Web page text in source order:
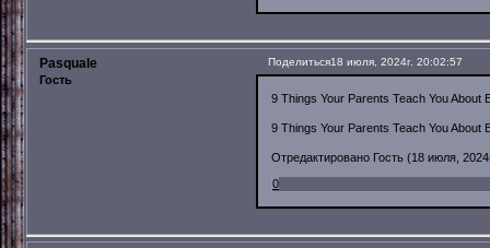
Поделиться18 июля, 2024г. 20:02:57
Pasquale
Гость
9 Things Your Parents Teach You About
9 Things Your Parents Teach You About
Отредактировано Гость (18 июля,
0